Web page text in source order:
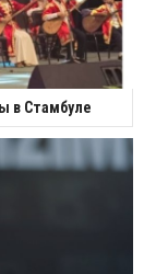
в Стамбуле